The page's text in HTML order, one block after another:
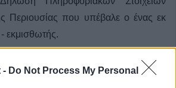
- Do Not Process My Personal
Περιουσίας που υπέβαλε ο ένας εκ
εκμισθωτής.